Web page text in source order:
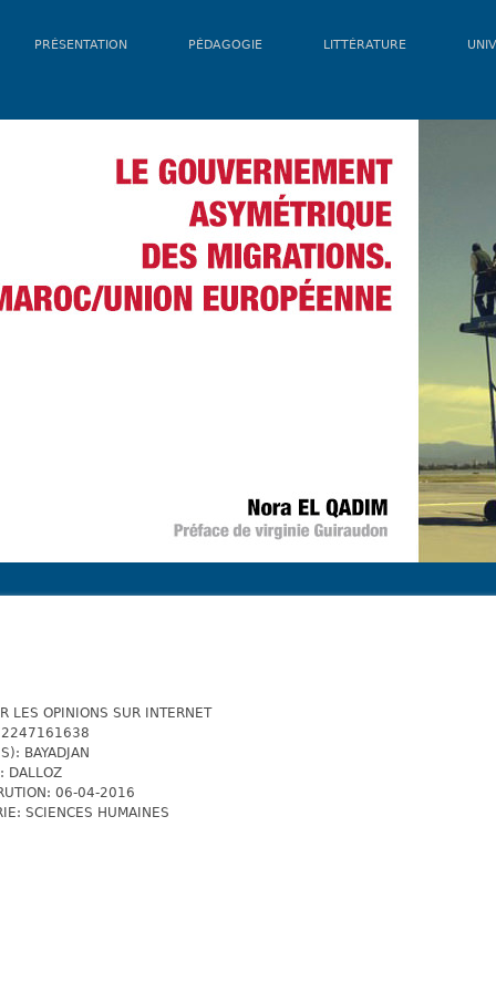
PRÉSENTATION PÉDAGOGIE LITTÉRATURE
LES OPINIONS SUR INTERNET
BAYADJAN
DALLOZ
06-04-2016
SCIENCES HUMAINES